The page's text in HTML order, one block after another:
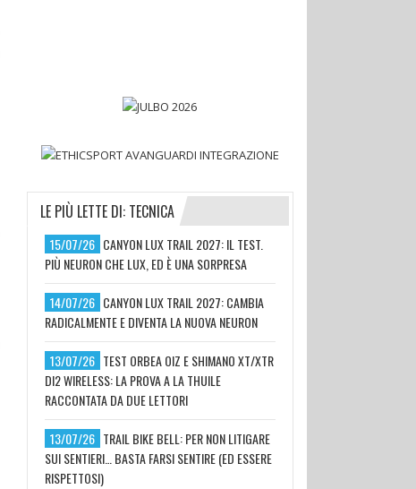
LE PIÙ LETTE DI: TECNICA
15/07/26 CANYON LUX TRAIL 2027: IL TEST.
PIÙ NEURON CHE LUX, ED È UNA SORPRESA
14/07/26 CANYON LUX TRAIL 2027: CAMBIA
RADICALMENTE E DIVENTA LA NUOVA NEURON
13/07/26 TEST ORBEA OIZ E SHIMANO XT/XTR
DI2 WIRELESS: LA PROVA A LA THUILE
RACCONTATA DA DUE LETTORI
13/07/26 TRAIL BIKE BELL: PER NON LITIGARE
SUI SENTIERI… BASTA FARSI SENTIRE (ED ESSERE
RISPETTOSI)